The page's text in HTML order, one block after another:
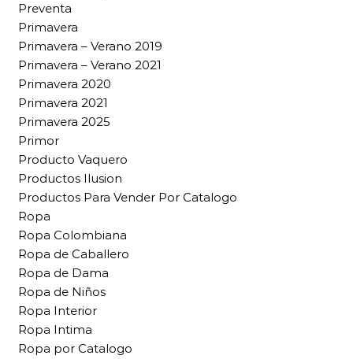
Preventa
Primavera
Primavera – Verano 2019
Primavera – Verano 2021
Primavera 2020
Primavera 2021
Primavera 2025
Primor
Producto Vaquero
Productos Ilusion
Productos Para Vender Por Catalogo
Ropa
Ropa Colombiana
Ropa de Caballero
Ropa de Dama
Ropa de Niños
Ropa Interior
Ropa Intima
Ropa por Catalogo